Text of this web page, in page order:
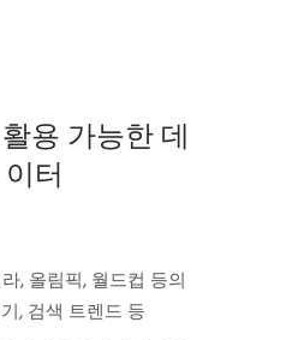
용 가능한 데
이터
, 올림픽, 월드컵 등의
, 검색 트렌드 등